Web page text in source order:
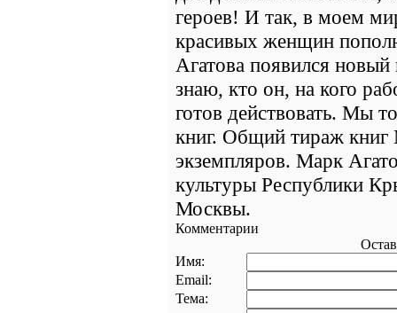
героев! И так, в моем
красивых женщин
Агатова появился
знаю, кто он, на кого
готов действовать. Мы
книг. Общий тираж книг
экземпляров. Марк
культуры Республики
Москвы.
Комментарии
Имя:
Email:
Тема: